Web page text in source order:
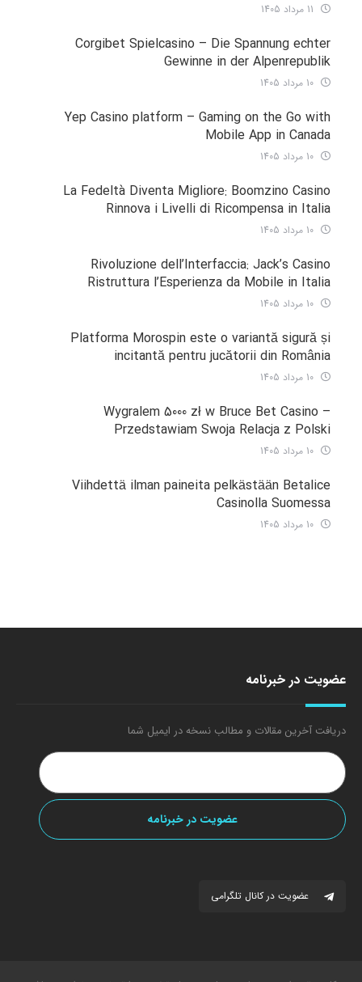
Corgibet Spielcasino – Die Spannung echter
Gewinne in der Alpenrepublik
Yep Casino platform – Gaming on the Go with
Mobile App in Canada
La Fedeltà Diventa Migliore: Boomzino Casino
Rinnova i Livelli di Ricompensa in Italia
Rivoluzione dell’Interfaccia: Jack’s Casino
Ristruttura l’Esperienza da Mobile in Italia
Platforma Morospin este o variantă sigură și
incitantă pentru jucătorii din România
Wygralem 5000 zł w Bruce Bet Casino –
Przedstawiam Swoja Relacja z Polski
Viihdettä ilman paineita pelkästään Betalice
Casinolla Suomessa
عضویت در خبرنامه
دریافت آخرین مقالات و مطالب نسخه در ایمیل شما
عضویت در کانال تلگرامی